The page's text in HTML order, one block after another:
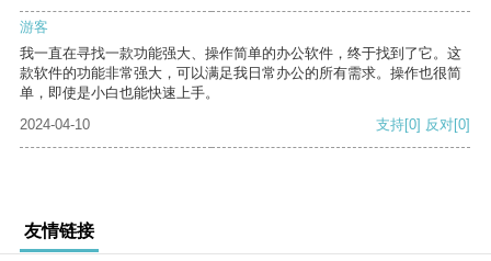
游客
我一直在寻找一款功能强大、操作简单的办公软件，终于找到了它。这
款软件的功能非常强大，可以满足我日常办公的所有需求。操作也很简
单，即使是小白也能快速上手。
2024-04-10
支持[0] 反对[0]
友情链接